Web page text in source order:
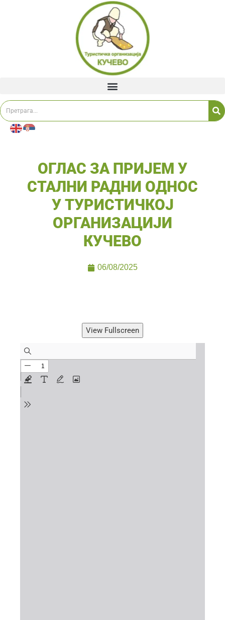
ОГЛАС ЗА ПРИЈЕМ У
СТАЛНИ РАДНИ ОДНОС
У ТУРИСТИЧКОЈ
ОРГАНИЗАЦИЈИ
КУЧЕВО
06/08/2025
View Fullscreen